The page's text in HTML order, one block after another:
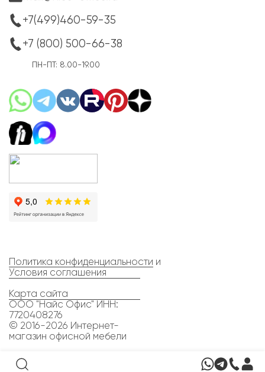
+7(499)460-59-35
+7 (800) 500-66-38
ПН-ПТ: 8.00-19.00
Политика конфиденциальности и
Условия соглашения
Карта сайта
ООО "Найс Офис" ИНН:
7720408276
© 2016-2026 Интернет-
магазин офисной мебели